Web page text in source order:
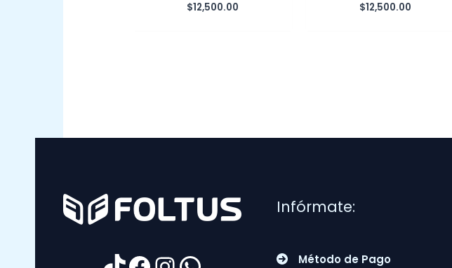
$12,500.00 $12,500.00
Infórmate:
Método de Pago